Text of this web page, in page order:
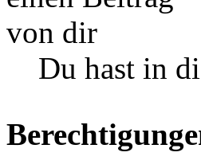
Du hast in